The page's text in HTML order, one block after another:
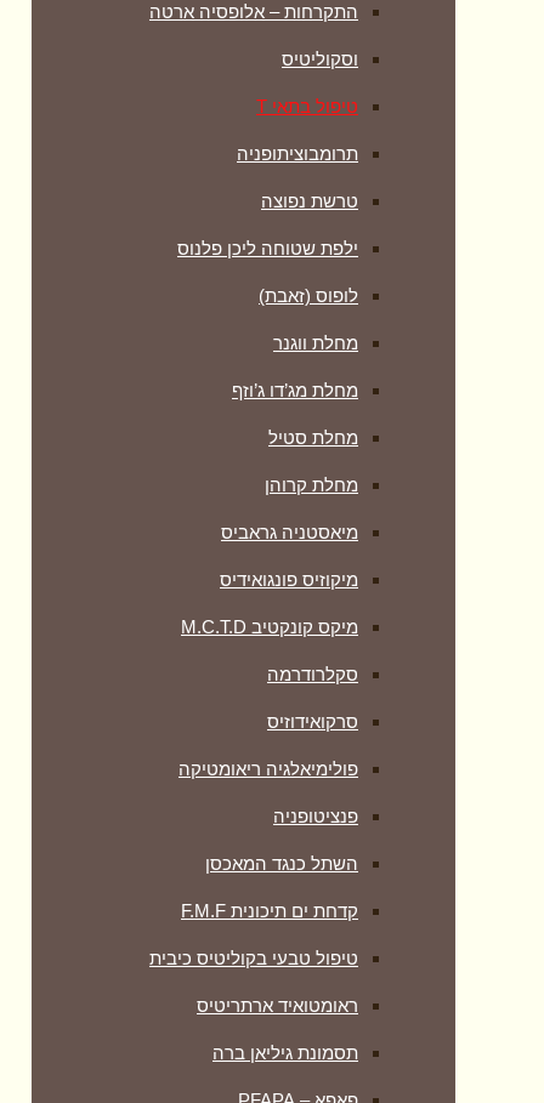
התקרחות – אלופסיה ארטה
וסקוליטיס
טיפול בתאי T
תרומבוציתופניה
טרשת נפוצה
ילפת שטוחה ליכן פלנוס
לופוס (זאבת)
מחלת ווגנר
מחלת מג’דו ג’וזף
מחלת סטיל
מחלת קרוהן
מיאסטניה גראביס
מיקוזיס פונגואידיס
מיקס קונקטיב M.C.T.D
סקלרודרמה
סרקואידוזיס
פולימיאלגיה ריאומטיקה
‏פנציטופניה
השתל כנגד המאכסן
קדחת ים תיכונית F.M.F
טיפול טבעי בקוליטיס כיבית
ראומטואיד ארתריטיס
תסמונת גיליאן ברה